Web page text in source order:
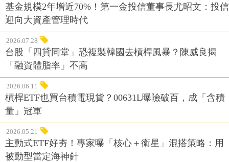
基金規模2年增近70%！第一金投信董事長尤昭文：投信
迎向大資產管理時代
2026.07.28
台股「四貸同堂」恐複製韓國去槓桿風暴？陳威良揭
「融資體脂率」不高
2026.06.11
槓桿ETF也買台積電現貨？00631L曝險破百，成「含積
量」冠軍
2026.05.21
主動式ETF好夯！專家曝「核心＋衛星」混搭策略：用
被動型當定海神針